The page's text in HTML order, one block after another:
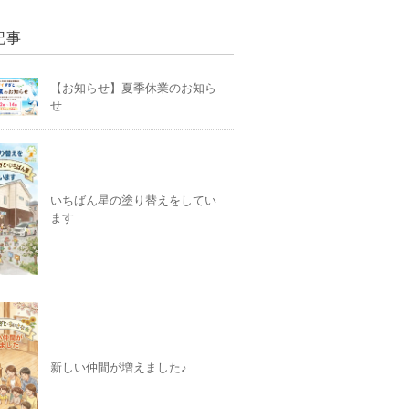
事
【お知らせ】夏季休業のお知ら
せ
いちばん星の塗り替えをしてい
ます
新しい仲間が増えました♪